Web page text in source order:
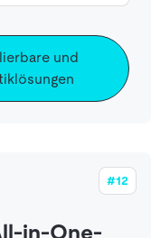
und
#12
in-One-